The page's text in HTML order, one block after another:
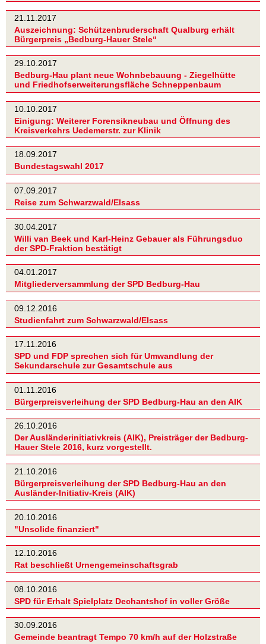
21.11.2017
Auszeichnung: Schützenbruderschaft Qualburg erhält
Bürgerpreis „Bedburg-Hauer Stele“
29.10.2017
Bedburg-Hau plant neue Wohnbebauung - Ziegelhütte
und Friedhofserweiterungsfläche Schneppenbaum
10.10.2017
Einigung: Weiterer Forensikneubau und Öffnung des
Kreisverkehrs Uedemerstr. zur Klinik
18.09.2017
Bundestagswahl 2017
07.09.2017
Reise zum Schwarzwald/Elsass
30.04.2017
Willi van Beek und Karl-Heinz Gebauer als Führungsduo
der SPD-Fraktion bestätigt
04.01.2017
Mitgliederversammlung der SPD Bedburg-Hau
09.12.2016
Studienfahrt zum Schwarzwald/Elsass
17.11.2016
SPD und FDP sprechen sich für Umwandlung der
Sekundarschule zur Gesamtschule aus
01.11.2016
Bürgerpreisverleihung der SPD Bedburg-Hau an den AIK
26.10.2016
Der Ausländerinitiativkreis (AIK), Preisträger der Bedburg-
Hauer Stele 2016, kurz vorgestellt.
21.10.2016
Bürgerpreisverleihung der SPD Bedburg-Hau an den
Ausländer-Initiativ-Kreis (AIK)
20.10.2016
"Unsolide finanziert"
12.10.2016
Rat beschließt Urnengemeinschaftsgrab
08.10.2016
SPD für Erhalt Spielplatz Dechantshof in voller Größe
30.09.2016
Gemeinde beantragt Tempo 70 km/h auf der Holzstraße